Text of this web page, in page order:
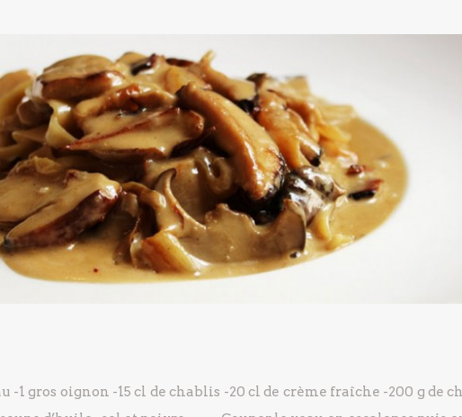
-1 gros oignon -15 cl de chablis -20 cl de crème fraîche -200 g de